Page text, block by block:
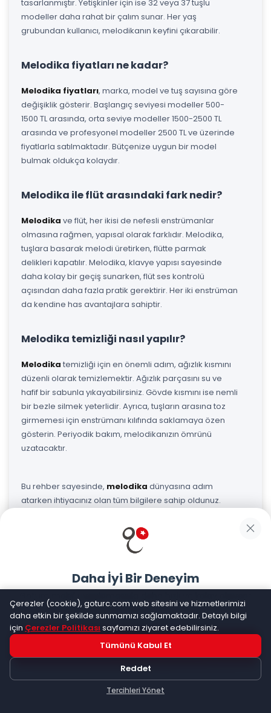
tasarlanmıştır. Yetişkinler için ise 32 veya 37 tuşlu
modeller daha rahat bir çalım sunar. Her yaş
grubundan kullanıcı, melodikanın keyfini çıkarabilir.
Melodika fiyatları ne kadar?
Melodika fiyatları, marka, model ve tuş sayısına göre
değişiklik gösterir. Başlangıç seviyesi modeller 500-
1500 TL arasında, orta seviye modeller 1500-2500 TL
arasında ve profesyonel modeller 2500 TL ve üzerinde
fiyatlarla satılmaktadır. Bütçenize uygun bir model
bulmak oldukça kolaydır.
Melodika ile flüt arasındaki fark nedir?
Melodika ve flüt, her ikisi de nefesli enstrümanlar
olmasına rağmen, yapısal olarak farklıdır. Melodika,
tuşlara basarak melodi üretirken, flütte parmak
delikleri kapatılır. Melodika, klavye yapısı sayesinde
daha kolay bir geçiş sunarken, flüt ses kontrolü
açısından daha fazla pratik gerektirir. Her iki enstrüman
da kendine has avantajlara sahiptir.
Melodika temizliği nasıl yapılır?
Melodika temizliği için en önemli adım, ağızlık kısmını
düzenli olarak temizlemektir. Ağızlık parçasını su ve
hafif bir sabunla yıkayabilirsiniz. Gövde kısmını ise nemli
bir bezle silmek yeterlidir. Ayrıca, tuşların arasına toz
girmemesi için enstrümanı kılıfında saklamaya özen
gösterin. Periyodik bakım, melodikanızın ömrünü
uzatacaktır.
Bu rehber sayesinde, melodika dünyasına adım
atarken ihtiyacınız olan tüm bilgilere sahip oldunuz.
Hızlı Teslimat
Daha İyi Bir Deneyim
Goturc mobil uygulamasıyla daha hızlı ve kolay alışveriş
yapın
Hemen Dene!
Uygulama yüklüyse açılacak, değilseGoogle Play'e
yönlendirileceksiniz
Çerezler (cookie), goturc.com web sitesini ve hizmetlerimizi
daha etkin bir şekilde sunmamızı sağlamaktadır. Detaylı bilgi
için Çerezler Politikası sayfamızı ziyaret edebilirsiniz.
Tümünü Kabul Et
Reddet
Tercihleri Yönet